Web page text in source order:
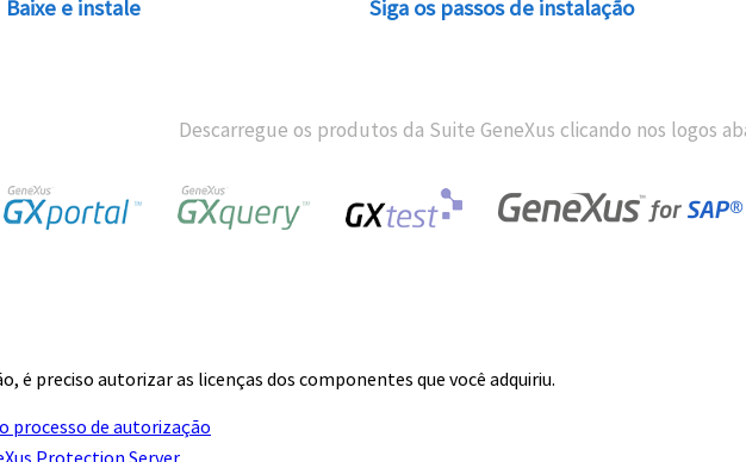
Baixe e instale Siga os passos de instalação
Descarregue os produtos da Suite GeneXus clicando nos logos
é preciso autorizar as licenças dos componentes que você adquiriu.
processo de autorização
Protection Server